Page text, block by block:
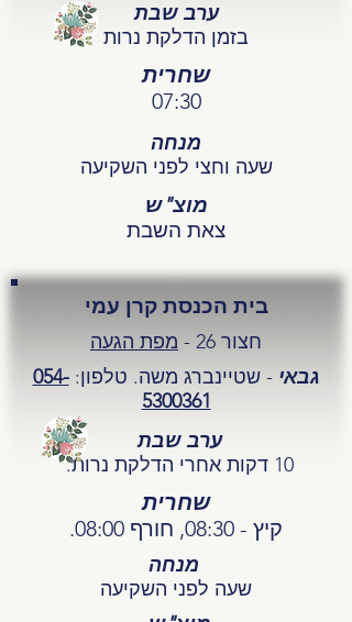
ערב שבת
בזמן הדלקת נרות
שחרית
07:30
מנחה
שעה וחצי לפני השקיעה
מוצ"ש
צאת השבת
בית הכנסת קרן עמי
חצור 26 -
מפת הגעה
גבאי - שטיינברג משה. טלפון:054-
5300361
ערב שבת
10 דקות אחרי הדלקת נרות.
שחרית
קיץ - 08:30, חורף 08:00.
מנחה
שעה לפני השקיעה